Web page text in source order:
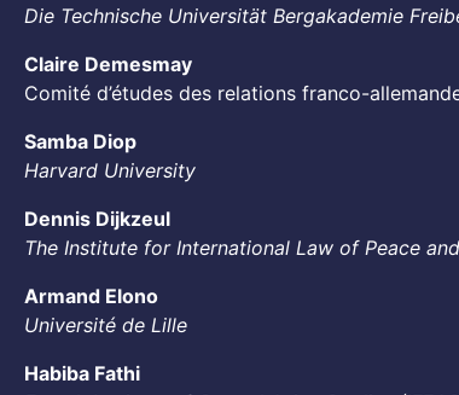
Die Technische Universität Bergakademie
Claire Demesmay
Comité d’études des relations franco-
Samba Diop
Harvard University
Dennis Dijkzeul
The Institute for International Law of Peace
Armand Elono
Université de Lille
Habiba Fathi